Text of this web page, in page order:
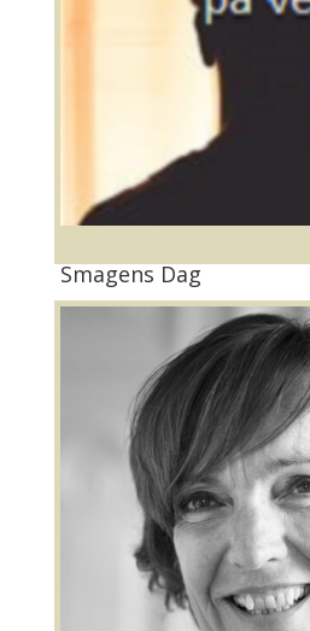
Smagens Dag
Mariann Bach Nielsen